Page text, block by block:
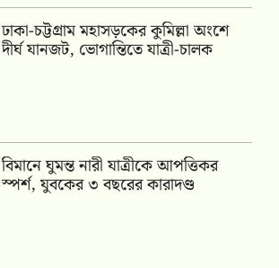
ঢাকা-চট্টগ্রাম মহাসড়কের কুমিল্লা অংশে
দীর্ঘ যানজট, ভোগান্তিতে যাত্রী-চালক
বিমানে ঘুমন্ত নারী যাত্রীকে আপত্তিকর
স্পর্শ, যুবকের ৩ বছরের কারাদণ্ড